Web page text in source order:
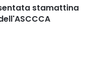
stamattina